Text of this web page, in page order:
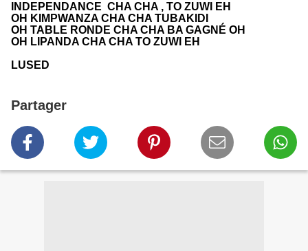
INDEPENDANCE CHA CHA , TO ZUWI EH
OH KIMPWANZA CHA CHA TUBAKIDI
OH TABLE RONDE CHA CHA BA GAGNÉ OH
OH LIPANDA CHA CHA TO ZUWI EH
LUSED
Partager